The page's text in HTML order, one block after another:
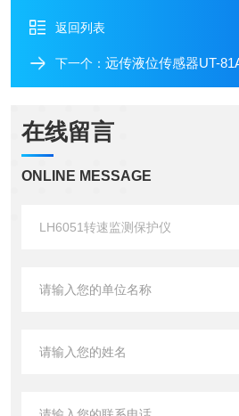
返回列表
下一个： 远传液位传感器UT-
在线留言
ONLINE MESSAGE